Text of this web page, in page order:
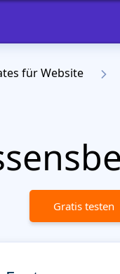
für Website
Gratis testen